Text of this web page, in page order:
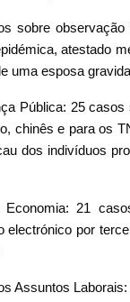
sobre
atestado
uma esposa
Pública: 25
chinês e para os
dos indivíduos
21
por
Assuntos